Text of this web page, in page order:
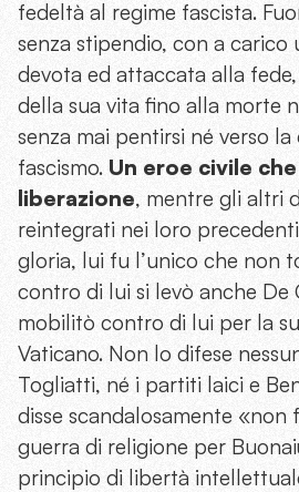
fedeltà al regime fascista.
senza stipendio, con a carico
devota ed attaccata alla
della sua vita fino alla morte
senza mai pentirsi né verso la
fascismo. Un eroe civile
liberazione, mentre gli altri
reintegrati nei loro
gloria, lui fu l’unico che non
contro di lui si levò anche De
mobilitò contro di lui per la
Vaticano. Non lo difese
Togliatti, né i partiti laici e
disse scandalosamente «non
guerra di religione per
principio di libertà